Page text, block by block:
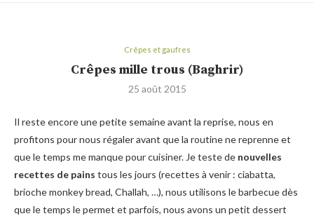
Crêpes et gaufres
Crêpes mille trous (Baghrir)
25 août 2015
Il reste encore une petite semaine avant la reprise, nous en
profitons pour nous régaler avant que la routine ne reprenne et
que le temps me manque pour cuisiner. Je teste de nouvelles
recettes de pains tous les jours (recettes à venir : ciabatta,
brioche monkey bread, Challah, …), nous utilisons le barbecue dès
que le temps le permet et parfois, nous avons un petit dessert